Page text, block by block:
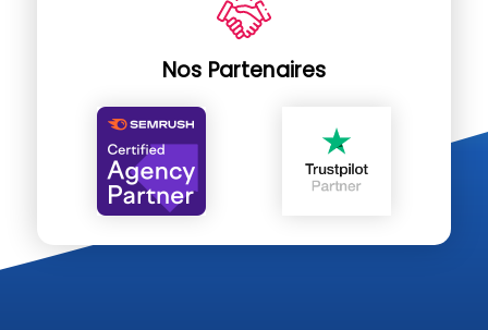
Nos Partenaires